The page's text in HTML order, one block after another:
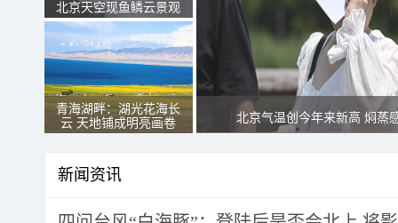
北京天空现鱼鳞云景观
青海湖畔：湖光花海长
云 天地铺成明亮画卷
北京气温创今年来新高 焖蒸
新闻资讯